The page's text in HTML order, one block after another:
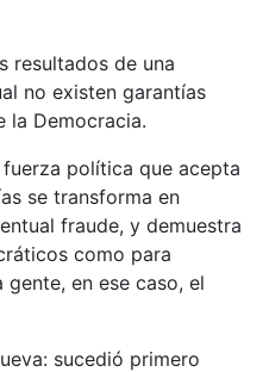
resultados de una
no existen garantías
la Democracia.
política que acepta
se transforma en
fraude, y demuestra
como para
en ese caso, el
sucedió primero